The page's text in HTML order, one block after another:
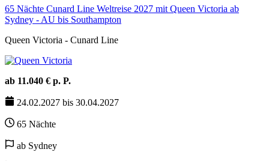
65 Nächte Cunard Line Weltreise 2027 mit Queen Victoria ab
Sydney - AU bis Southampton
Queen Victoria - Cunard Line
ab 11.040 € p. P.
24.02.2027 bis 30.04.2027
65 Nächte
ab Sydney